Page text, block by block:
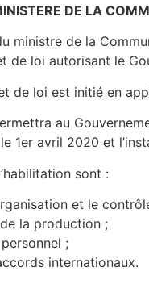
DE LA
ministre de la
de loi autorisant le
de loi est initié en
au
1er avril 2020 et
sont :
et le
la production ;
;
internationaux.